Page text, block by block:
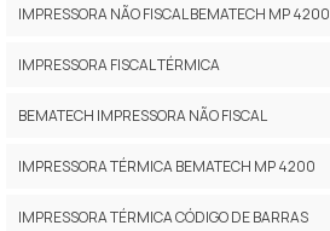
IMPRESSORA NÃO FISCAL BEMATECH MP 4200
IMPRESSORA FISCAL TÉRMICA
BEMATECH IMPRESSORA NÃO FISCAL
IMPRESSORA TÉRMICA BEMATECH MP 4200
IMPRESSORA TÉRMICA CÓDIGO DE BARRAS